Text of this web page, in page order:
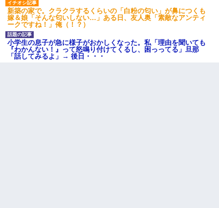
新築の家で。クラクラするくらいの「白粉の匂い」が鼻につくも
嫁＆娘「そんな匂いしない…」ある日、友人奥「素敵なアンティ
ークですね！」俺（！？）
小学生の息子が急に様子がおかしくなった。私「理由を聞いても
『わかんない！』って怒鳴り付けてくるし、困っってる」旦那
「話してみるよ」→ 後日・・・